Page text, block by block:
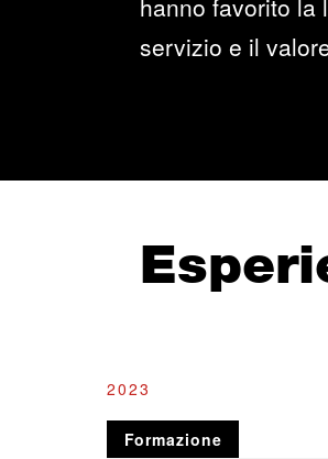
hanno favorito la
servizio e il
2023
Formazione